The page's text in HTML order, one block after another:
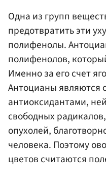
Одна из групп
предотвратить эти
полифенолы.
полифенолов,
Именно за его счет
Антоцианы являются
антиоксидантами,
свободных
опухолей,
человека. Поэтому
цветов считаются